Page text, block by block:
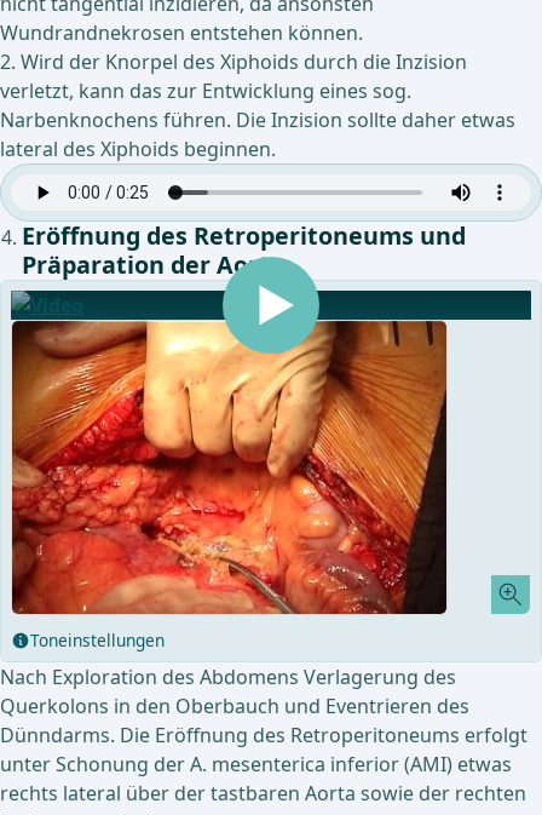
Wundrandnekrosen entstehen können.
2. Wird der Knorpel des Xiphoids durch die Inzision
verletzt, kann das zur Entwicklung eines sog.
Narbenknochens führen. Die Inzision sollte daher etwas
lateral des Xiphoids beginnen.
Eröffnung des Retroperitoneums und
Präparation der Aorta
Toneinstellungen
Nach Exploration des Abdomens Verlagerung des
Querkolons in den Oberbauch und Eventrieren des
Dünndarms. Die Eröffnung des Retroperitoneums erfolgt
unter Schonung der A. mesenterica inferior (AMI) etwas
rechts lateral über der tastbaren Aorta sowie der rechten